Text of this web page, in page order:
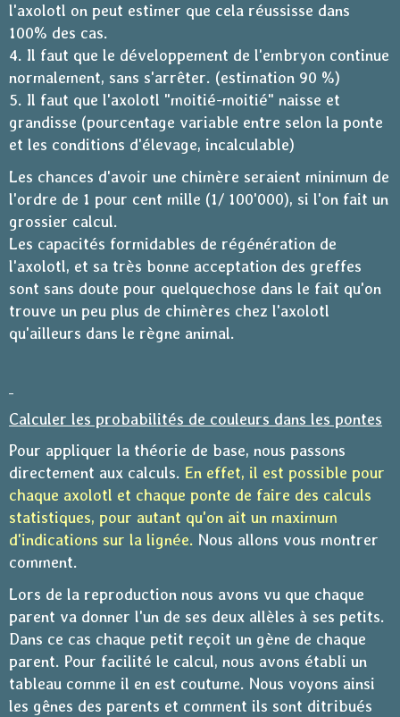
l'axolotl on peut estimer que cela réussisse dans
100% des cas.
4. Il faut que le développement de l'embryon continue
normalement, sans s'arrêter. (estimation 90 %)
5. Il faut que l'axolotl "moitié-moitié" naisse et
grandisse (pourcentage variable entre selon la ponte
et les conditions d'élevage, incalculable)
Les chances d'avoir une chimère seraient minimum de
l'ordre de 1 pour cent mille (1/ 100'000), si l'on fait un
grossier calcul.
Les capacités formidables de régénération de
l'axolotl, et sa très bonne acceptation des greffes
sont sans doute pour quelquechose dans le fait qu'on
trouve un peu plus de chimères chez l'axolotl
qu'ailleurs dans le règne animal.
Calculer les probabilités de couleurs dans les pontes
Pour appliquer la théorie de base, nous passons
directement aux calculs. En effet, il est possible pour
chaque axolotl et chaque ponte de faire des calculs
statistiques, pour autant qu'on ait un maximum
d'indications sur la lignée. Nous allons vous montrer
comment.
Lors de la reproduction nous avons vu que chaque
parent va donner l'un de ses deux allèles à ses petits.
Dans ce cas chaque petit reçoit un gène de chaque
parent. Pour facilité le calcul, nous avons établi un
tableau comme il en est coutume. Nous voyons ainsi
les gênes des parents et comment ils sont ditribués